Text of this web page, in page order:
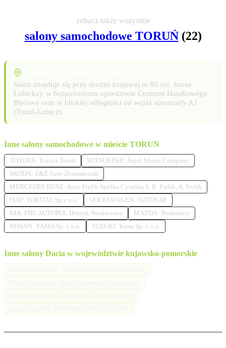
zobacz także wszystkie
salony samochodowe TORUŃ(22)
Salon znajduje się przy drodze krajowej nr 80 (ul. Szosa
Lubicka), w bezpośrednim sąsiedztwie Centrum Handlowego
Bielawy oraz w bliskiej odległości od węzła autostrady A1
(Toruń-Lubicz).
Inne salony samochodowe w mieście TORUŃ
TOYOTA: Toyota Toruń
MITSUBISHI: Arpol Motor Company
SKODA: Z&Z Auto Złomańczuk
MERCEDES BENZ: Auto-Frelik Spółka Cywilna S. R. Frelik, A. Frelik
FIAT: TORITAL Sp z o.o.
VOLKSWAGEN: AUTOSAR
KIA: FHU AUTOPOL Henryk Noskiewicz
MAZDA: Bednarscy
NISSAN: YAMA Sp. z o.o.
SUZUKI: Yama Sp. z o.o.
Inne salony Dacia w województwie kujawsko-pomorskie